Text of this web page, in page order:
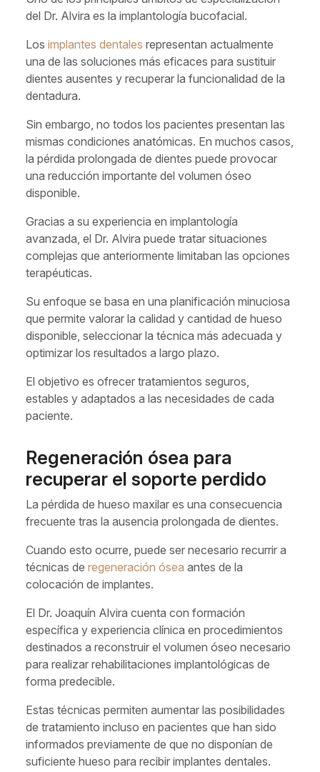
del Dr. Alvira es la implantología bucofacial.
Los implantes dentales representan actualmente
una de las soluciones más eficaces para sustituir
dientes ausentes y recuperar la funcionalidad de la
dentadura.
Sin embargo, no todos los pacientes presentan las
mismas condiciones anatómicas. En muchos casos,
la pérdida prolongada de dientes puede provocar
una reducción importante del volumen óseo
disponible.
Gracias a su experiencia en implantología
avanzada, el Dr. Alvira puede tratar situaciones
complejas que anteriormente limitaban las opciones
terapéuticas.
Su enfoque se basa en una planificación minuciosa
que permite valorar la calidad y cantidad de hueso
disponible, seleccionar la técnica más adecuada y
optimizar los resultados a largo plazo.
El objetivo es ofrecer tratamientos seguros,
estables y adaptados a las necesidades de cada
paciente.
Regeneración ósea para
recuperar el soporte perdido
La pérdida de hueso maxilar es una consecuencia
frecuente tras la ausencia prolongada de dientes.
Cuando esto ocurre, puede ser necesario recurrir a
técnicas de regeneración ósea antes de la
colocación de implantes.
El Dr. Joaquín Alvira cuenta con formación
específica y experiencia clínica en procedimientos
destinados a reconstruir el volumen óseo necesario
para realizar rehabilitaciones implantológicas de
forma predecible.
Estas técnicas permiten aumentar las posibilidades
de tratamiento incluso en pacientes que han sido
informados previamente de que no disponían de
suficiente hueso para recibir implantes dentales.